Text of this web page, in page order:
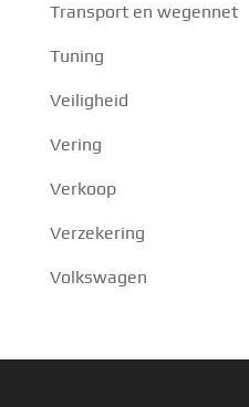
Transport en wegennet
Tuning
Veiligheid
Vering
Verkoop
Verzekering
Volkswagen